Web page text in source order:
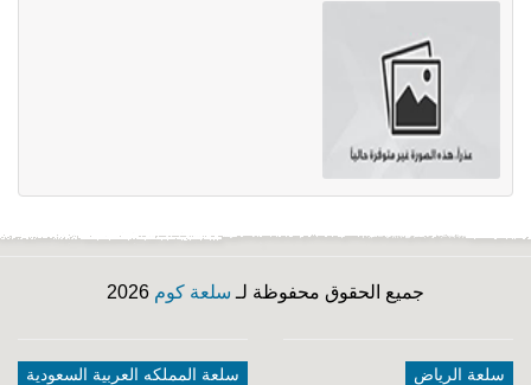
جميع الحقوق محفوظة لـ سلعة كوم
سلعة الرياض سلعة المملكه العربية السعودية